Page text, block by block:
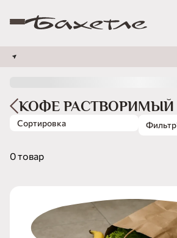
КОФЕ РАСТВОРИМЫЙ
Сортировка Фильтр
0 товар